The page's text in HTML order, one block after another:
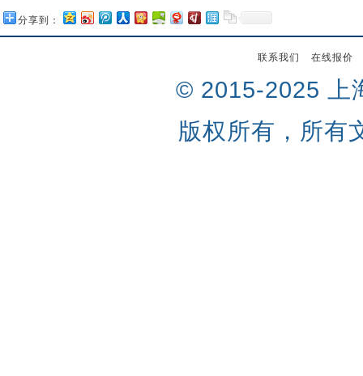
分享到：
联系我们 在线报价
© 2015-2025 上
版权所有，所有